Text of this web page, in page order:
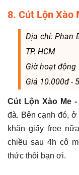
8. Cút Lộn Xào
Địa chỉ: Phan
TP. HCM
Giờ hoạt
Giá 10.000đ -
Cút Lộn Xào Me
đà. Bên cạnh đó,
khăn giấy free
chiều sau 4h cô
thức thôi bạn ơi.